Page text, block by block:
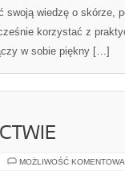
wiedzę o skórze,
korzystać z
w sobie piękny […]
MOŻLIWOŚĆ